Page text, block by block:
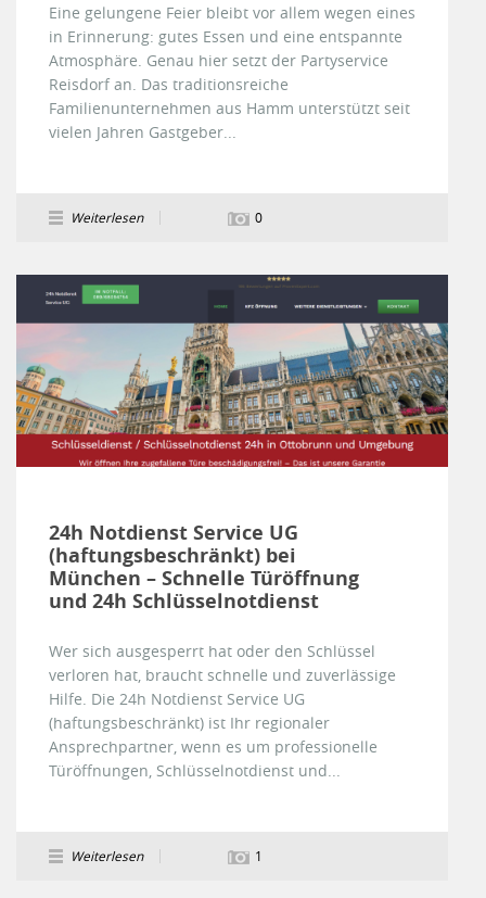
Eine gelungene Feier bleibt vor allem wegen eines
in Erinnerung: gutes Essen und eine entspannte
Atmosphäre. Genau hier setzt der Partyservice
Reisdorf an. Das traditionsreiche
Familienunternehmen aus Hamm unterstützt seit
vielen Jahren Gastgeber...
Weiterlesen 0
24h Notdienst Service UG
(haftungsbeschränkt) bei
München – Schnelle Türöffnung
und 24h Schlüsselnotdienst
Wer sich ausgesperrt hat oder den Schlüssel
verloren hat, braucht schnelle und zuverlässige
Hilfe. Die 24h Notdienst Service UG
(haftungsbeschränkt) ist Ihr regionaler
Ansprechpartner, wenn es um professionelle
Türöffnungen, Schlüsselnotdienst und...
Weiterlesen 1